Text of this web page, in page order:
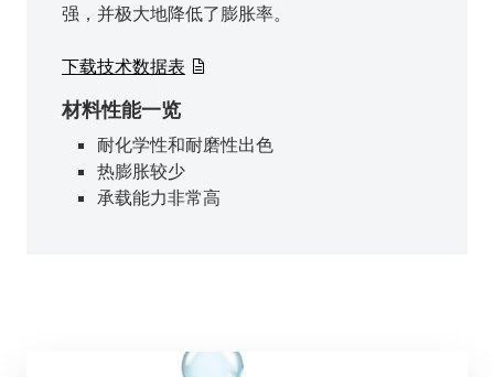
强，并极大地降低了膨胀率。
材料性能一览
耐化学性和耐磨性出色
热膨胀较少
承载能力非常高
下载技术数据表